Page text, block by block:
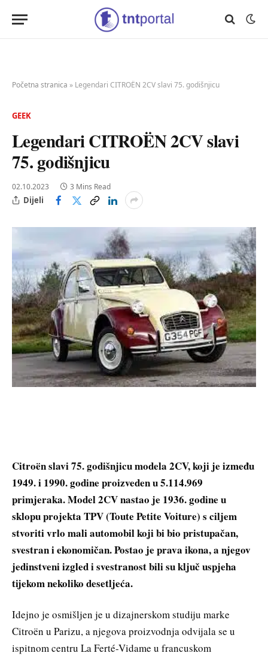
Početna stranica » Legendari CITROËN 2CV slavi 75. godišnjicu
GEEK
Legendari CITROËN 2CV slavi
75. godišnjicu
02.10.2023 3 Mins Read
Dijeli
Citroën slavi 75. godišnjicu modela 2CV, koji je između
1949. i 1990. godine proizveden u 5.114.969
primjeraka. Model 2CV nastao je 1936. godine u
sklopu projekta TPV (Toute Petite Voiture) s ciljem
stvoriti vrlo mali automobil koji bi bio pristupačan,
svestran i ekonomičan. Postao je prava ikona, a njegov
jedinstveni izgled i svestranost bili su ključ uspjeha
tijekom nekoliko desetljeća.
Idejno je osmišljen je u dizajnerskom studiju marke
Citroën u Parizu, a njegova proizvodnja odvijala se u
ispitnom centru La Ferté-Vidame u francuskom